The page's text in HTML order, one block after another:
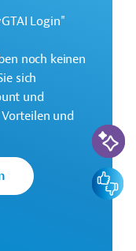
wichtigste
für
Login"
noch keinen
sich
und
und
KI-